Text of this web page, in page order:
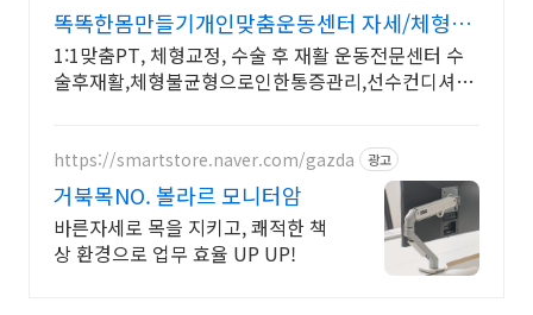
똑똑한몸만들기개인맞춤운동센터 자세/체형교
정,재활운동 전문
1:1맞춤PT, 체형교정, 수술 후 재활 운동전문센터 수
술후재활,체형불균형으로인한통증관리,선수컨디셔
https://smartstore.naver.com/gazda 광고
거북목NO. 볼라르 모니터암
바른자세로 목을 지키고, 쾌적한 책
상 환경으로 업무 효율 UP UP!